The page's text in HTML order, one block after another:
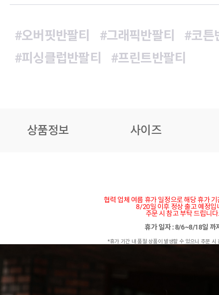
#오버핏반팔티 #그래픽반팔티
#코튼
#피싱클럽반팔티
#프린트반팔티
상품정보 사이즈
협력 업체 여름 휴가 일정으로 해당 휴가
8/20일 이후 정상 출고 예정입
주문 시 참고 부탁 드립니
휴가 일자 : 8/6~8/18일 까
*휴가 기간 내 품절 상품이 발생할 수 있으니 주문 시